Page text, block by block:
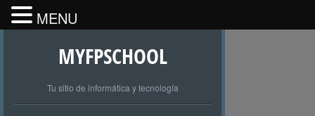
MYFPSCHOOL
Tu sitio de informática y tecnología
MENU